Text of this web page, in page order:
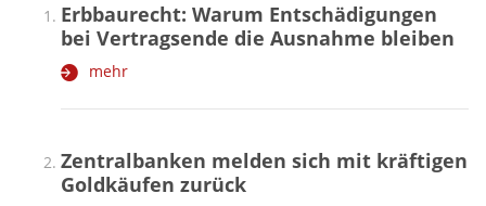
Erbbaurecht: Warum Entschädigungen
bei Vertragsende die Ausnahme bleiben
mehr
Zentralbanken melden sich mit kräftigen
Goldkäufen zurück